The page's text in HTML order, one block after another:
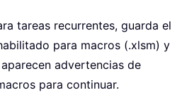
tareas recurrentes, guarda el
para macros (.xlsm) y
advertencias de
para continuar.